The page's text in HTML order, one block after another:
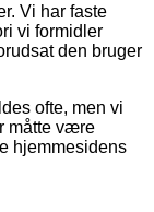
Vi har faste
vi formidler
den bruger
ofte, men vi
måtte være
hjemmesidens